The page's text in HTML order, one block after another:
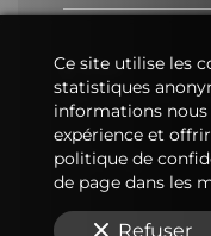
E-Mail
Message
Ce site utilise les
statistiques
informations
expérience et
politique de
de page dans les
Refuser